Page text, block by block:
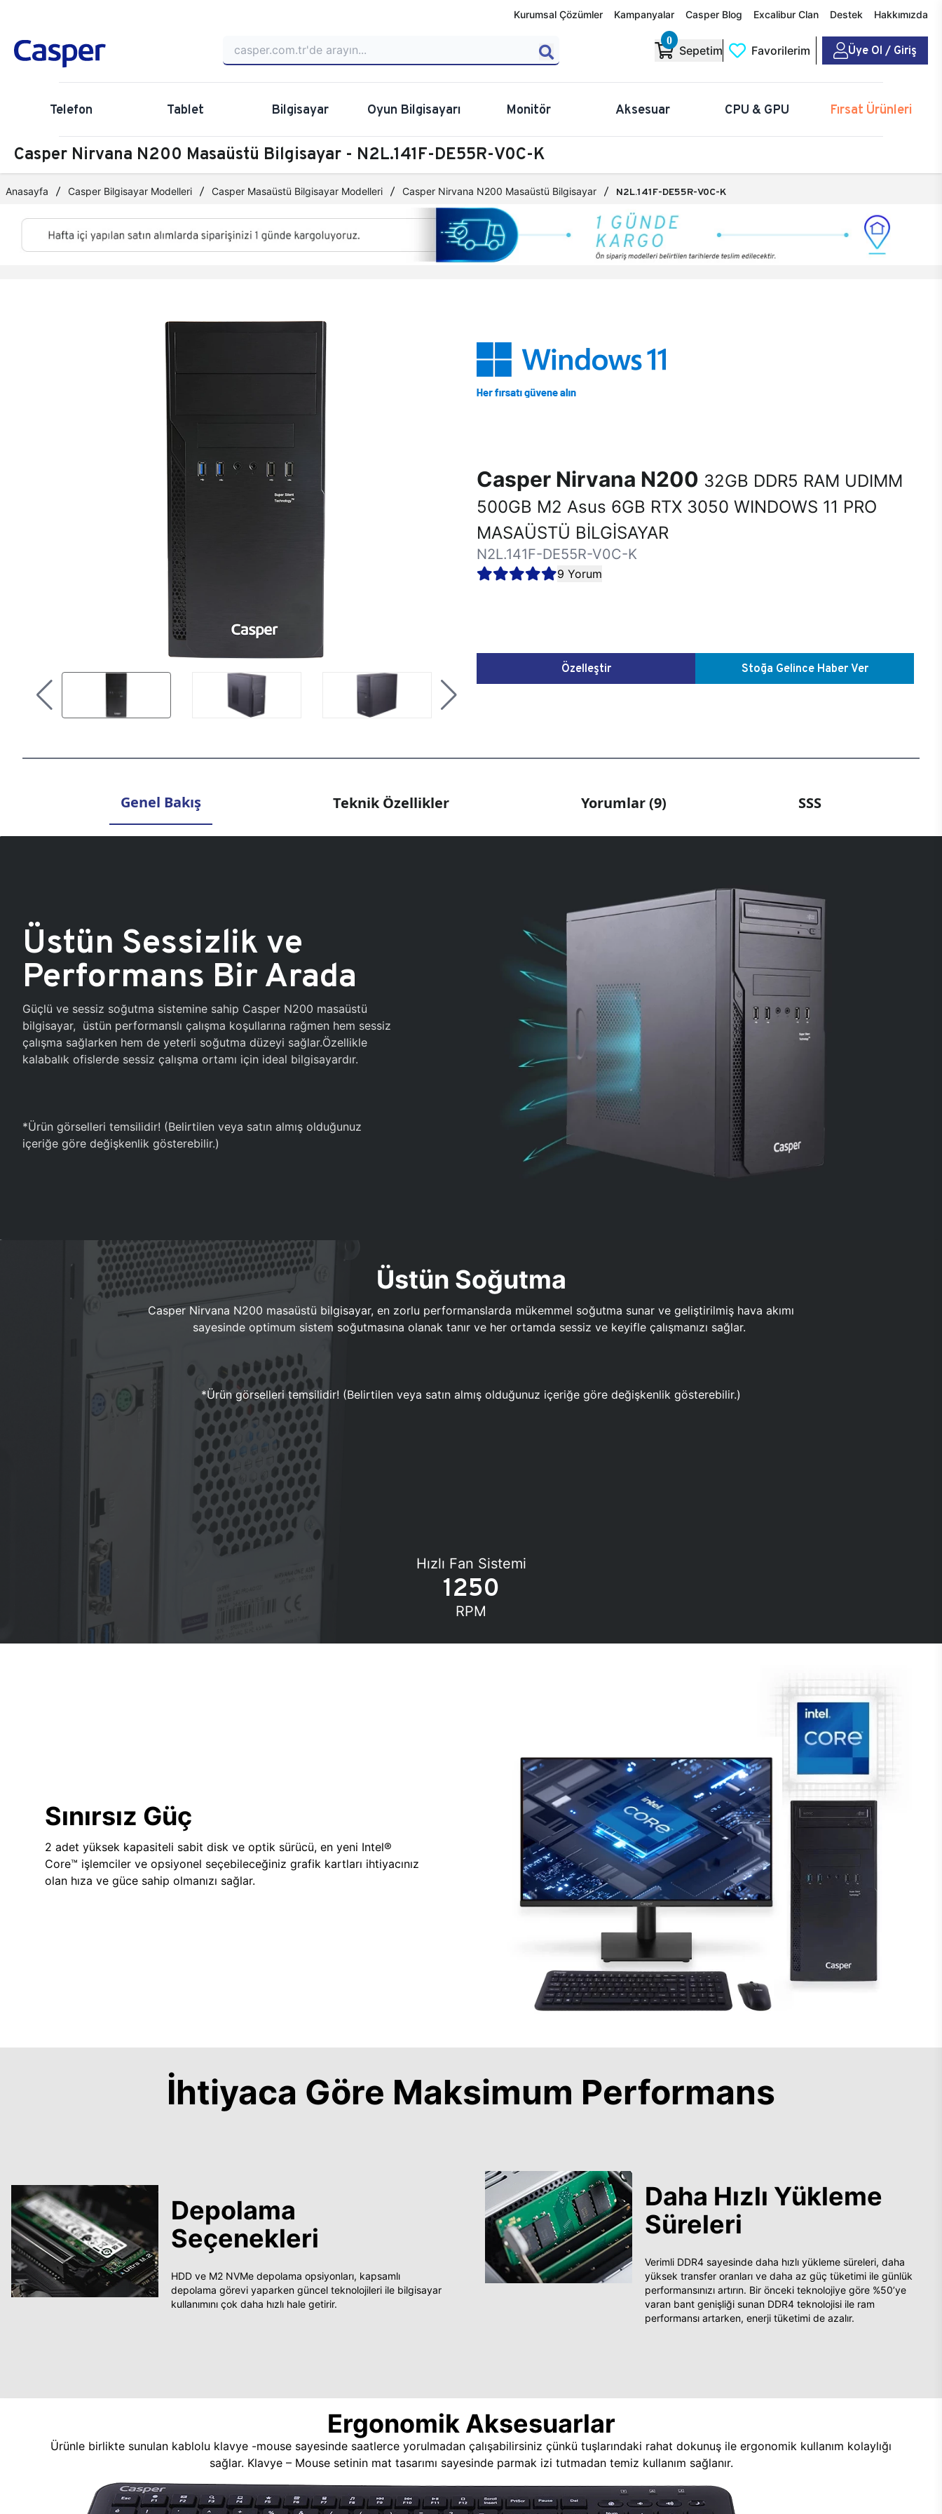
Kurumsal Çözümler Kampanyalar Casper Blog Excalibur Clan Destek Hakkımızda
0
Sepetim Favorilerim Üye Ol / Giriş
Telefon Tablet Bilgisayar Oyun Bilgisayarı Monitör Aksesuar CPU & GPU Fırsat Ürünleri
Casper Nirvana N200 Masaüstü Bilgisayar - N2L.141F-DE55R-V0C-K
Anasayfa Casper Bilgisayar Modelleri Casper Masaüstü Bilgisayar Modelleri Casper Nirvana N200 Masaüstü Bilgisayar N2L.141F-DE55R-V0C-K
Casper Nirvana N200 32GB DDR5 RAM UDIMM
500GB M2 Asus 6GB RTX 3050 WINDOWS 11 PRO
MASAÜSTÜ BİLGİSAYAR
N2L.141F-DE55R-V0C-K
9 Yorum
Özelleştir Stoğa Gelince Haber Ver
Genel Bakış Teknik Özellikler Yorumlar (9) SSS
Üstün Sessizlik ve
Performans Bir Arada
Güçlü ve sessiz soğutma sistemine sahip Casper N200 masaüstü
bilgisayar, üstün performanslı çalışma koşullarına rağmen hem sessiz
çalışma sağlarken hem de yeterli soğutma düzeyi sağlar.Özellikle
kalabalık ofislerde sessiz çalışma ortamı için ideal bilgisayardır.
*Ürün görselleri temsilidir! (Belirtilen veya satın almış olduğunuz
içeriğe göre değişkenlik gösterebilir.)
Üstün Soğutma
Casper Nirvana N200 masaüstü bilgisayar, en zorlu performanslarda mükemmel soğutma sunar ve geliştirilmiş hava akımı
sayesinde optimum sistem soğutmasına olanak tanır ve her ortamda sessiz ve keyifle çalışmanızı sağlar.
*Ürün görselleri temsilidir! (Belirtilen veya satın almış olduğunuz içeriğe göre değişkenlik gösterebilir.)
Hızlı Fan Sistemi
1250
RPM
Sınırsız Güç
2 adet yüksek kapasiteli sabit disk ve optik sürücü, en yeni Intel®
Core™ işlemciler ve opsiyonel seçebileceğiniz grafik kartları ihtiyacınız
olan hıza ve güce sahip olmanızı sağlar.
İhtiyaca Göre Maksimum Performans
Depolama
Seçenekleri
HDD ve M2 NVMe depolama opsiyonları, kapsamlı
depolama görevi yaparken güncel teknolojileri ile bilgisayar
kullanımını çok daha hızlı hale getirir.
Daha Hızlı Yükleme
Süreleri
Verimli DDR4 sayesinde daha hızlı yükleme süreleri, daha
yüksek transfer oranları ve daha az güç tüketimi ile günlük
performansınızı artırın. Bir önceki teknolojiye göre %50’ye
varan bant genişliği sunan DDR4 teknolojisi ile ram
performansı artarken, enerji tüketimi de azalır.
Ergonomik Aksesuarlar
Ürünle birlikte sunulan kablolu klavye -mouse sayesinde saatlerce yorulmadan çalışabilirsiniz çünkü tuşlarındaki rahat dokunuş ile ergonomik kullanım kolaylığı
sağlar. Klavye – Mouse setinin mat tasarımı sayesinde parmak izi tutmadan temiz kullanım sağlanır.